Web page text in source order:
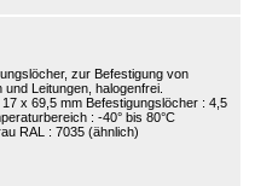
zur Befestigung von
Leitungen, halogenfrei.
x 69,5 mm Befestigungslöcher : 4,5
: -40° bis 80°C
RAL : 7035 (ähnlich)